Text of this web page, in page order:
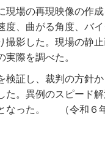
現場の再現映像の作
度、曲がる角度、バ
撮影した。現場の静
実際を調べた。
検証し、裁判の方針
た。異例のスピード
となった。 （令和